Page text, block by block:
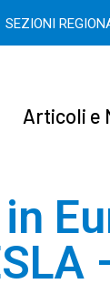
SEZIONI
Articoli e
in